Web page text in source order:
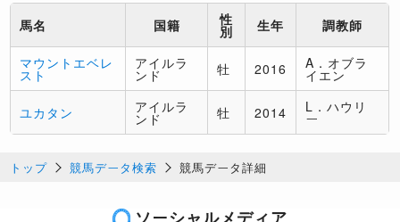
馬名 国籍 性
別 生年 調教師
マウントエベレ
スト
アイルラ
ンド 牡 2016 A．オブラ
イエン
ユカタン アイルラ
ンド 牡 2014 L．ハウリ
ー
トップ 競馬データ検索 競馬データ詳細